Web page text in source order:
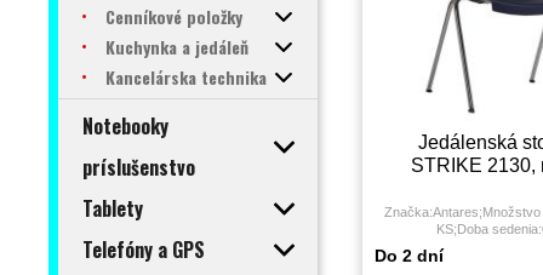
Cenníkové položky
Kuchynka a jedáleň
Kancelárska technika
Notebooky
príslušenstvo
Tablety
Telefóny a GPS
Jedálenská
STRIKE 2130,
Značka:Antares;Množstvo
KS;Doba
Do 2 dní